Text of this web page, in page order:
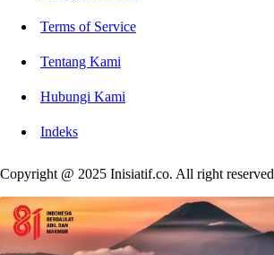
Terms of Service
Tentang Kami
Hubungi Kami
Indeks
Copyright @ 2025 Inisiatif.co. All right reserved